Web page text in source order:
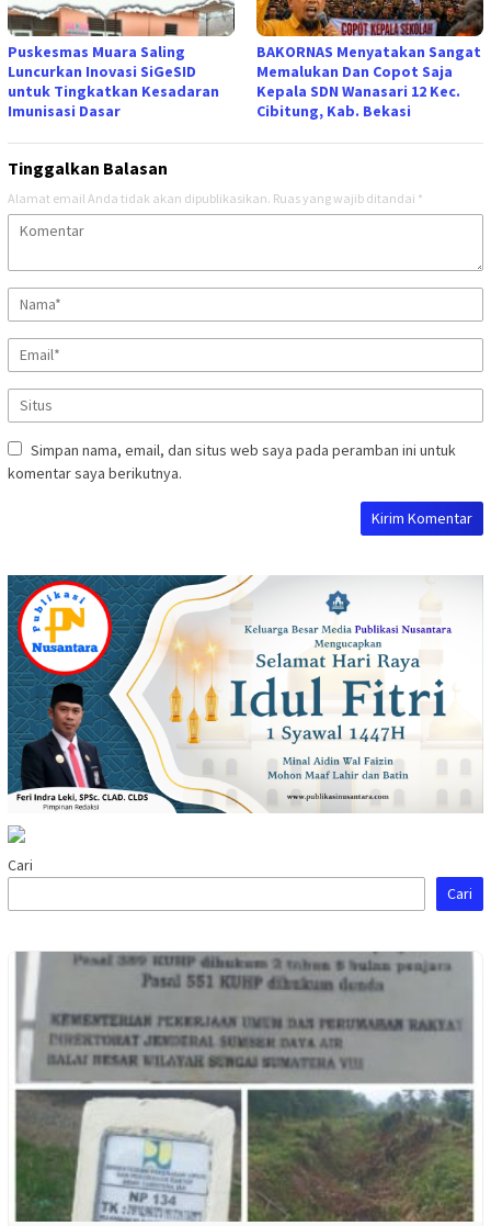
Puskesmas Muara Saling
Luncurkan Inovasi SiGeSID
untuk Tingkatkan Kesadaran
Imunisasi Dasar
BAKORNAS Menyatakan Sangat
Memalukan Dan Copot Saja
Kepala SDN Wanasari 12 Kec.
Cibitung, Kab. Bekasi
Tinggalkan Balasan
Alamat email Anda tidak akan dipublikasikan. Ruas yang wajib ditandai *
Simpan nama, email, dan situs web saya pada peramban ini untuk
komentar saya berikutnya.
Cari
Cari